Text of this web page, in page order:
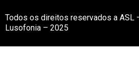
Todos os direitos reservados a ASL
Lusofonia – 2025